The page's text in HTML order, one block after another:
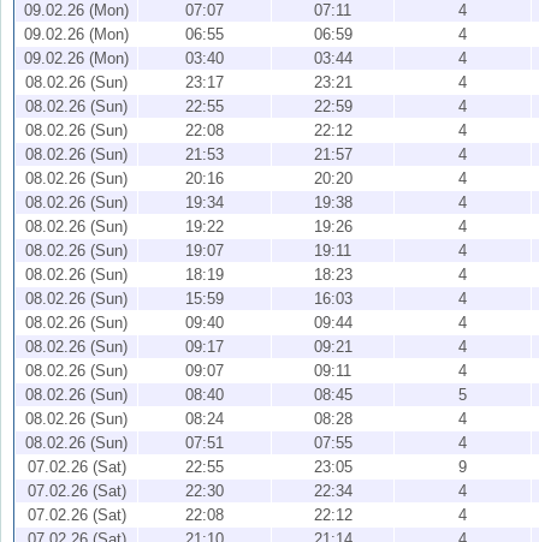
09.02.26 (Mon)
07:07 07:11
4
09.02.26 (Mon)
06:55 06:59
4
09.02.26 (Mon)
03:40 03:44
4
08.02.26 (Sun)
23:17 23:21
4
08.02.26 (Sun)
22:55 22:59
4
08.02.26 (Sun)
22:08 22:12
4
08.02.26 (Sun)
21:53 21:57
4
08.02.26 (Sun)
20:16 20:20
4
08.02.26 (Sun)
19:34 19:38
4
08.02.26 (Sun)
19:22 19:26
4
08.02.26 (Sun)
19:07 19:11
4
08.02.26 (Sun)
18:19 18:23
4
08.02.26 (Sun)
15:59 16:03
4
08.02.26 (Sun)
09:40 09:44
4
08.02.26 (Sun)
09:17 09:21
4
08.02.26 (Sun)
09:07 09:11
4
08.02.26 (Sun)
08:40 08:45
5
08.02.26 (Sun)
08:24 08:28
4
08.02.26 (Sun)
07:51 07:55
4
07.02.26 (Sat)
22:55 23:05
9
07.02.26 (Sat)
22:30 22:34
4
07.02.26 (Sat)
22:08 22:12
4